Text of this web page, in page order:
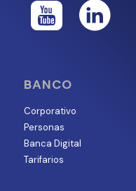
BANCO
Corporativo
Personas
Banca Digital
Tarifarios